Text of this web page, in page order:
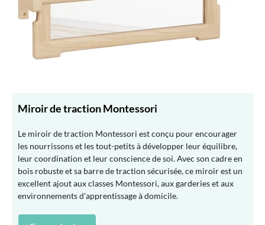
Miroir de traction Montessori
Le miroir de traction Montessori est conçu pour encourager
les nourrissons et les tout-petits à développer leur équilibre,
leur coordination et leur conscience de soi. Avec son cadre en
bois robuste et sa barre de traction sécurisée, ce miroir est un
excellent ajout aux classes Montessori, aux garderies et aux
environnements d'apprentissage à domicile.